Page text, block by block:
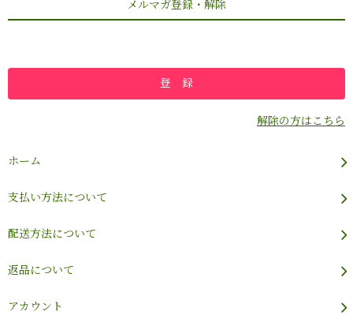
メルマガ登録・解除
解除の方はこちら
ホーム
支払い方法について
配送方法について
返品について
アカウント